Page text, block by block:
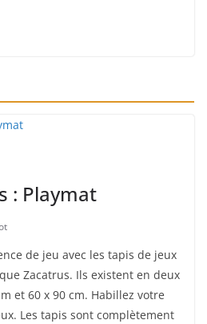
: Playmat
de jeu avec les tapis de jeux
Zacatrus. Ils existent en deux
et 60 x 90 cm. Habillez votre
Les tapis sont complètement